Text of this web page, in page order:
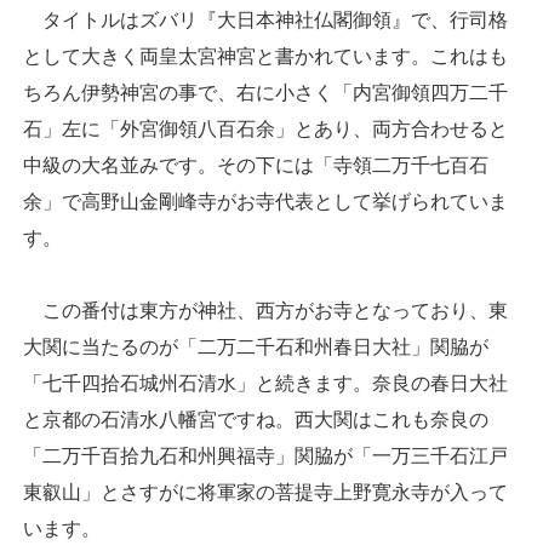
タイトルはズバリ『大日本神社仏閣御領』で、行司格
として大きく両皇太宮神宮と書かれています。これはも
ちろん伊勢神宮の事で、右に小さく「内宮御領四万二千
石」左に「外宮御領八百石余」とあり、両方合わせると
中級の大名並みです。その下には「寺領二万千七百石
余」で高野山金剛峰寺がお寺代表として挙げられていま
す。
この番付は東方が神社、西方がお寺となっており、東
大関に当たるのが「二万二千石和州春日大社」関脇が
「七千四拾石城州石清水」と続きます。奈良の春日大社
と京都の石清水八幡宮ですね。西大関はこれも奈良の
「二万千百拾九石和州興福寺」関脇が「一万三千石江戸
東叡山」とさすがに将軍家の菩提寺上野寛永寺が入って
います。